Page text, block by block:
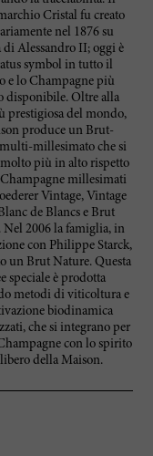
Cristal fu creato
nel 1876 su
di Alessandro II; oggi è
symbol in tutto il
e lo Champagne più
disponibile. Oltre alla
prestigiosa del mondo,
produce un Brut-
millesimato che si
molto più in alto rispetto
millesimati
Vintage, Vintage
de Blancs e Brut
Nel 2006 la famiglia, in
con Philippe Starck,
un Brut Nature. Questa
speciale è prodotta
metodi di viticoltura e
biodinamica
che si integrano per
con lo spirito
della Maison.